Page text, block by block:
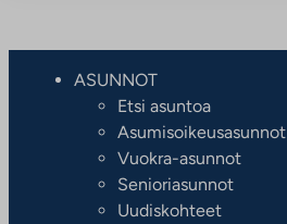
ASUNNOT
Etsi asuntoa
Asumisoikeusasunnot
Vuokra-asunnot
Senioriasunnot
Uudiskohteet